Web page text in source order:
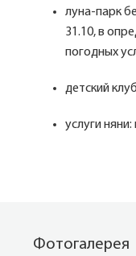
луна-парк
31.10, в
погодных
детский
услуги
Фотогалерея